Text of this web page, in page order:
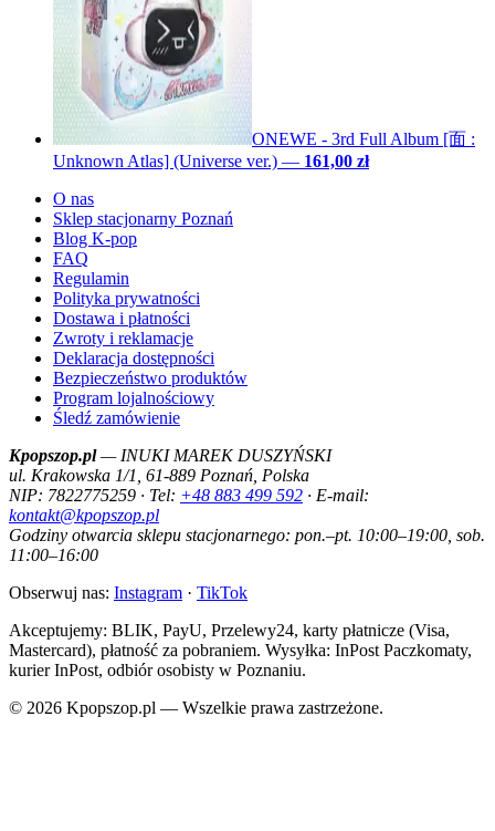
ONEWE - 3rd Full Album [面 :
Unknown Atlas] (Universe ver.) — 161,00 zł
O nas
Sklep stacjonarny Poznań
Blog K-pop
FAQ
Regulamin
Polityka prywatności
Dostawa i płatności
Zwroty i reklamacje
Deklaracja dostępności
Bezpieczeństwo produktów
Program lojalnościowy
Śledź zamówienie
Kpopszop.pl— INUKI MAREK DUSZYŃSKI
ul. Krakowska 1/1, 61-889 Poznań, Polska
NIP: 7822775259 · Tel: +48 883 499 592 · E-mail:
kontakt@kpopszop.pl
Godziny otwarcia sklepu stacjonarnego: pon.–pt. 10:00–19:00, sob.
11:00–16:00
Obserwuj nas: Instagram · TikTok
Akceptujemy: BLIK, PayU, Przelewy24, karty płatnicze (Visa,
Mastercard), płatność za pobraniem. Wysyłka: InPost Paczkomaty,
kurier InPost, odbiór osobisty w Poznaniu.
© 2026 Kpopszop.pl — Wszelkie prawa zastrzeżone.